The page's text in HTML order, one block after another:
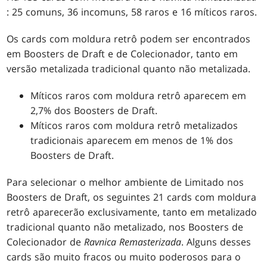
: 25 comuns, 36 incomuns, 58 raros e 16 míticos raros.
Os cards com moldura retrô podem ser encontrados
em Boosters de Draft e de Colecionador, tanto em
versão metalizada tradicional quanto não metalizada.
Míticos raros com moldura retrô aparecem em
2,7% dos Boosters de Draft.
Míticos raros com moldura retrô metalizados
tradicionais aparecem em menos de 1% dos
Boosters de Draft.
Para selecionar o melhor ambiente de Limitado nos
Boosters de Draft, os seguintes 21 cards com moldura
retrô aparecerão exclusivamente, tanto em metalizado
tradicional quanto não metalizado, nos Boosters de
Colecionador deRavnica Remasterizada. Alguns desses
cards são muito fracos ou muito poderosos para o